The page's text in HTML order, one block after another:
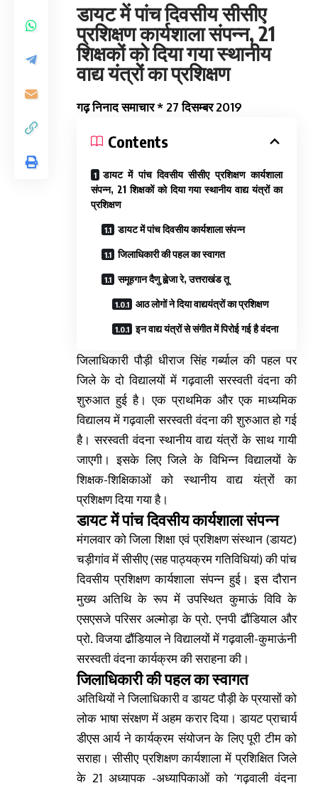
डायट में पांच दिवसीय सीसीए
प्रशिक्षण कार्यशाला संपन्न, 21
शिक्षकों को दिया गया स्थानीय
वाद्य यंत्रों का प्रशिक्षण
गढ़ निनाद समाचार * 27 दिसम्बर 2019
Contents
डायट में पांच दिवसीय सीसीए प्रशिक्षण कार्यशाला
संपन्न, 21 शिक्षकों को दिया गया स्थानीय वाद्य यंत्रों का
प्रशिक्षण
डायट में पांच दिवसीय कार्यशाला संपन्न
जिलाधिकारी की पहल का स्वागत
समूहगान दैणु ह्वेजा रे, उत्तराखंड तू
आठ लोगों ने दिया वाद्ययंत्रों का प्रशिक्षण
इन वाद्य यंत्रों से संगीत में पिरोई गई है वंदना
जिलाधिकारी पौड़ी धीराज सिंह गर्ब्याल की पहल पर
जिले के दो विद्यालयों में गढ़वाली सरस्वती वंदना की
शुरुआत हुई है। एक प्राथमिक और एक माध्यमिक
विद्यालय में गढ़वाली सरस्वती वंदना की शुरुआत हो गई
है। सरस्वती वंदना स्थानीय वाद्य यंत्रों के साथ गायी
जाएगी। इसके लिए जिले के विभिन्न विद्यालयों के
शिक्षक-शिक्षिकाओं को स्थानीय वाद्य यंत्रों का
प्रशिक्षण दिया गया है।
डायट में पांच दिवसीय कार्यशाला संपन्न
मंगलवार को जिला शिक्षा एवं प्रशिक्षण संस्थान (डायट)
चड़ीगांव में सीसीए (सह पाठ्यक्रम गतिविधियां) की पांच
दिवसीय प्रशिक्षण कार्यशाला संपन्न हुई। इस दौरान
मुख्य अतिथि के रूप में उपस्थित कुमाऊं विवि के
एसएसजे परिसर अल्मोड़ा के प्रो. एनपी ढौंडियाल और
प्रो. विजया ढौंडियाल ने विद्यालयों में गढ़वाली-कुमाऊंनी
सरस्वती वंदना कार्यक्रम की सराहना की।
जिलाधिकारी की पहल का स्वागत
अतिथियों ने जिलाधिकारी व डायट पौड़ी के प्रयासों को
लोक भाषा संरक्षण में अहम करार दिया। डायट प्राचार्य
डीएस आर्य ने कार्यक्रम संयोजन के लिए पूरी टीम को
सराहा। सीसीए प्रशिक्षण कार्यशाला में प्रशिक्षित जिले
के 21 अध्यापक -अध्यापिकाओं को ‘गढ़वाली वंदना